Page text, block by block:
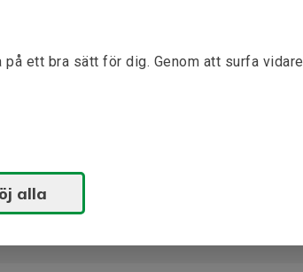
ett bra sätt för dig. Genom att surfa vidare
alla
P (B5)